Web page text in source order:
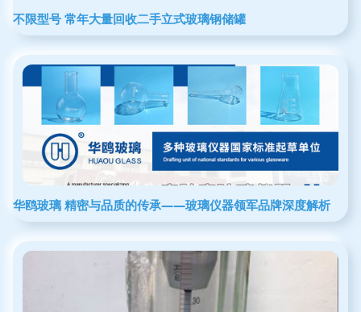
不限型号 常年大量回收二手立式玻璃钢储罐
华鸥玻璃 精密与品质的传承——玻璃仪器领军品牌深度解析